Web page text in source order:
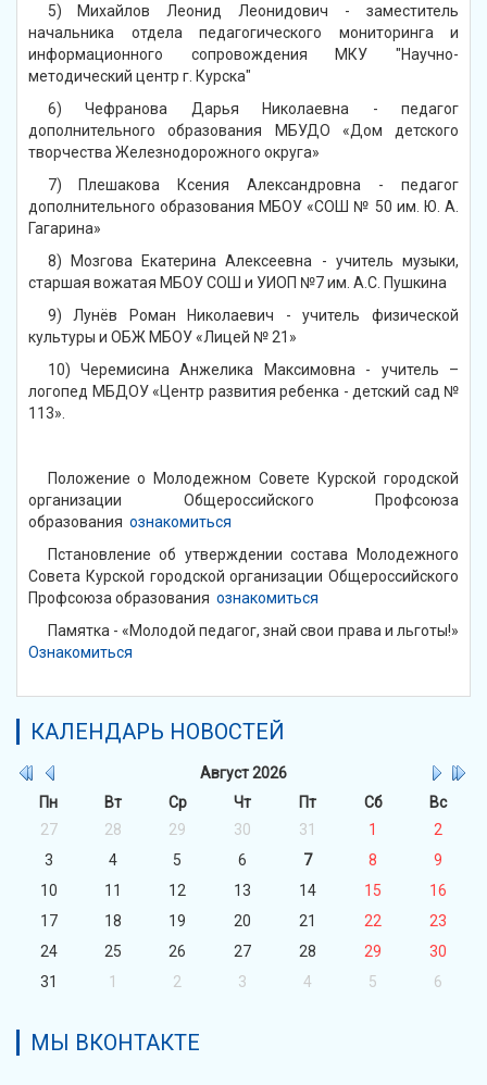
5) Михайлов Леонид Леонидович - заместитель
начальника отдела педагогического мониторинга и
информационного сопровождения МКУ "Научно-
методический центр г. Курска"
6) Чефранова Дарья Николаевна - педагог
дополнительного образования МБУДО «Дом детского
творчества Железнодорожного округа»
7) Плешакова Ксения Александровна - педагог
дополнительного образования МБОУ «СОШ № 50 им. Ю. А.
Гагарина»
8) Мозгова Екатерина Алексеевна - учитель музыки,
старшая вожатая МБОУ СОШ и УИОП №7 им. А.С. Пушкина
9) Лунёв Роман Николаевич - учитель физической
культуры и ОБЖ МБОУ «Лицей № 21»
10) Черемисина Анжелика Максимовна - учитель –
логопед МБДОУ «Центр развития ребенка - детский сад №
113».
Положение о Молодежном Совете Курской городской
организации Общероссийского Профсоюза
образования ознакомиться
Пстановление об утверждении состава Молодежного
Совета Курской городской организации Общероссийского
Профсоюза образования ознакомиться
Памятка - «Молодой педагог, знай свои права и льготы!»
Ознакомиться
КАЛЕНДАРЬ НОВОСТЕЙ
Август2026
Пн
Вт Ср Чт Пт Сб
Вс
27
28 29 30 31 1
2
3
4 5 6 7 8
9
10
11 12 13 14 15
16
17
18 19 20 21 22
23
24
25 26 27 28 29
30
31
1 2 3 4 5 6
МЫ ВКОНТАКТЕ